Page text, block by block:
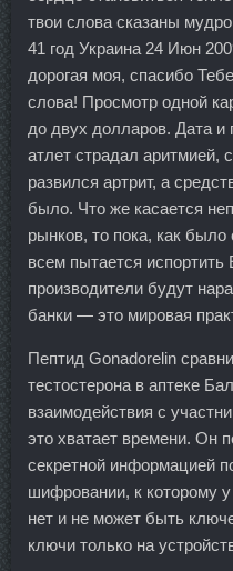
твои слова сказаны
41 год Украина 24 Июн
дорогая моя, спасибо
слова! Просмотр одной
до двух долларов. Дата
атлет страдал аритмией,
развился артрит, а
было. Что же касается
рынков, то пока, как
всем пытается
производители будут
банки — это мировая
Пептид Gonadorelin
тестостерона в аптеке
взаимодействия с
это хватает времени. Он
секретной информацией
шифровании, к которому
нет и не может быть
ключи только на